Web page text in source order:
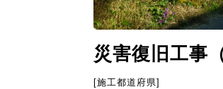
災害復旧工事
[施工都道府県]